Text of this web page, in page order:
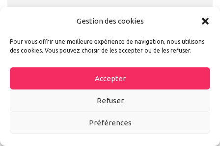
Gestion des cookies
Pour vous offrir une meilleure expérience de navigation, nous utilisons
des cookies. Vous pouvez choisir de les accepter ou de les refuser.
Accepter
Refuser
Préférences